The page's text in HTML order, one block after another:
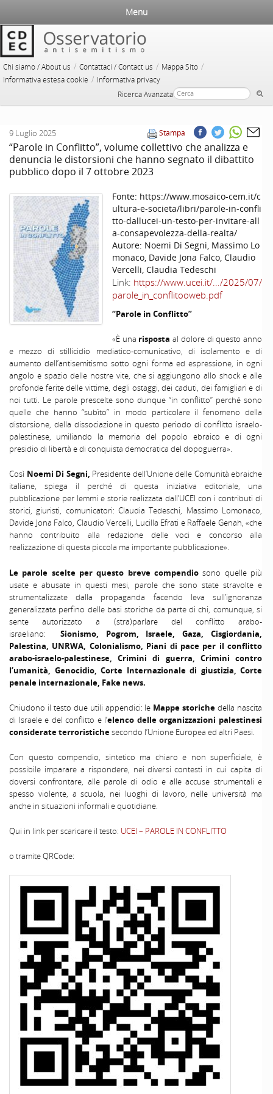
Chi siamo / About us / Contattaci / Contact us / Mappa Sito /
Informativa estesa cookie / Informativa privacy
Ricerca Avanzata
Menu
Stampa
9 Luglio 2025
“Parole in Conflitto”, volume collettivo che analizza e
denuncia le distorsioni che hanno segnato il dibattito
pubblico dopo il 7 ottobre 2023
Fonte: https://www.mosaico-cem.it/c
ultura-e-societa/libri/parole-in-confli
tto-dallucei-un-testo-per-invitare-all
a-consapevolezza-della-realta/
Autore: Noemi Di Segni, Massimo Lo
monaco, Davide Jona Falco, Claudio
Vercelli, Claudia Tedeschi
Link: https://www.ucei.it/.../2025/07/
parole_in_conflitooweb.pdf
“Parole in Conflitto”
«È una risposta al dolore di questo anno
e mezzo di stillicidio mediatico-comunicativo, di isolamento e di
aumento dell’antisemitismo sotto ogni forma ed espressione, in ogni
angolo e spazio delle nostre vite, che si aggiungono allo shock e alle
profonde ferite delle vittime, degli ostaggi, dei caduti, dei famigliari e di
noi tutti. Le parole prescelte sono dunque “in conflitto” perché sono
quelle che hanno “subìto” in modo particolare il fenomeno della
distorsione, della dissociazione in questo periodo di conflitto israelo-
palestinese, umiliando la memoria del popolo ebraico e di ogni
presidio di libertà e di conquista democratica del dopoguerra».
Così Noemi Di Segni, Presidente dell’Unione delle Comunità ebraiche
italiane, spiega il perché di questa iniziativa editoriale, una
pubblicazione per lemmi e storie realizzata dall’UCEI con i contributi di
storici, giuristi, comunicatori: Claudia Tedeschi, Massimo Lomonaco,
Davide Jona Falco, Claudio Vercelli, Lucilla Efrati e Raffaele Genah, «che
hanno contribuito alla redazione delle voci e concorso alla
realizzazione di questa piccola ma importante pubblicazione».
Le parole scelte per questo breve compendio sono quelle più
usate e abusate in questi mesi, parole che sono state stravolte e
strumentalizzate dalla propaganda facendo leva sull’ignoranza
generalizzata perfino delle basi storiche da parte di chi, comunque, si
sente autorizzato a (stra)parlare del conflitto arabo-
israeliano:
Sionismo, Pogrom, Israele, Gaza, Cisgiordania,
Palestina, UNRWA, Colonialismo, Piani di pace per il conflitto
arabo-israelo-palestinese, Crimini di guerra, Crimini contro
l’umanità, Genocidio, Corte Internazionale di giustizia, Corte
penale internazionale, Fake news.
Chiudono il testo due utili appendici: le Mappe storiche della nascita
di Israele e del conflitto e l’elenco delle organizzazioni palestinesi
considerate terroristichesecondo l’Unione Europea ed altri Paesi.
Con questo compendio, sintetico ma chiaro e non superficiale, è
possibile imparare a rispondere, nei diversi contesti in cui capita di
doversi confrontare, alle parole di odio e alle accuse strumentali e
spesso violente, a scuola, nei luoghi di lavoro, nelle università ma
anche in situazioni informali e quotidiane.
Qui in link per scaricare il testo: UCEI – PAROLE IN CONFLITTO
o tramite QRCode: